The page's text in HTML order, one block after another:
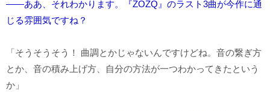
――ああ、それわかります。『ZOZQ』のラスト3曲が今作に通
じる雰囲気ですね？
「そうそうそう！ 曲調とかじゃないんですけどね。音の繋ぎ方
とか、音の積み上げ方、自分の方法が一つわかってきたという
か」